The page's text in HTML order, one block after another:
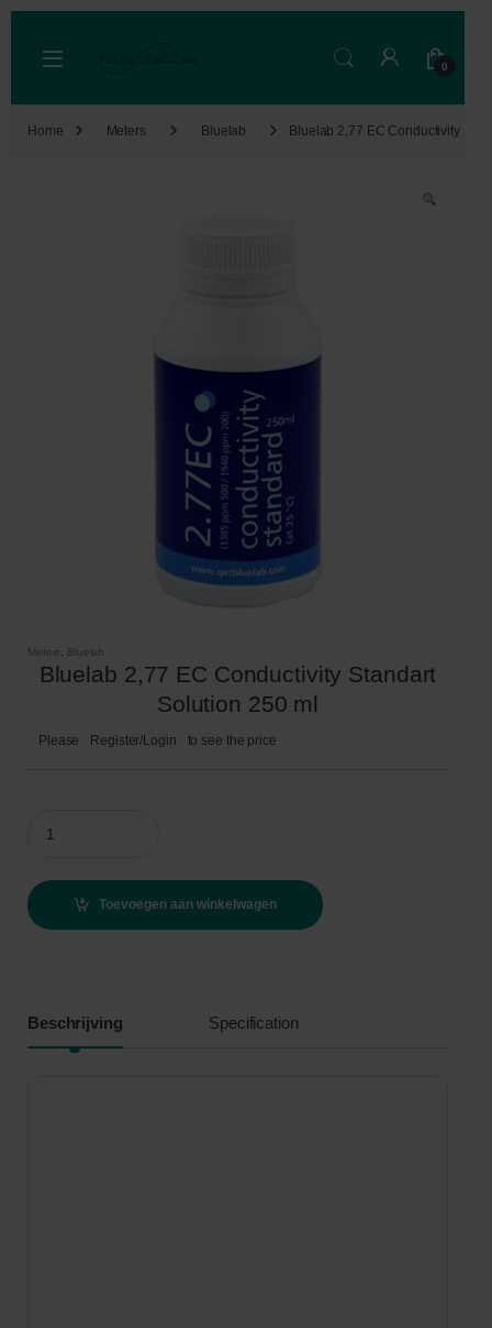
Open 0
Home Meters Bluelab Bluelab 2,77 EC Conductivity
Meters Bluelab
Bluelab 2,77 EC Conductivity Standart
Solution 250 ml
Please Register/Login to see the price
Toevoegen aan winkelwagen
Beschrijving Specification